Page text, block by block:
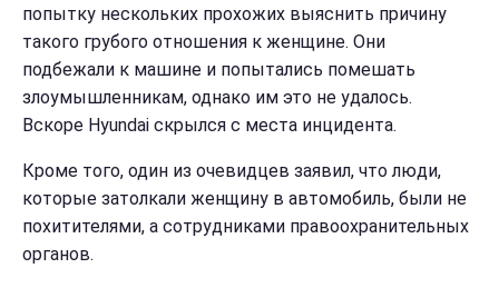
попытку нескольких прохожих выяснить причину
такого грубого отношения к женщине. Они
подбежали к машине и попытались помешать
злоумышленникам, однако им это не удалось.
Вскоре Hyundai скрылся с места инцидента.
Кроме того, один из очевидцев заявил, что люди,
которые затолкали женщину в автомобиль, были не
похитителями, а сотрудниками правоохранительных
органов.